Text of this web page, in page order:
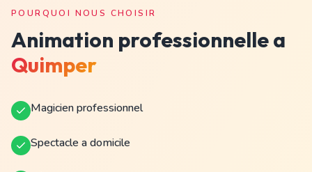
POURQUOI NOUS CHOISIR
Animation professionnelle a
Quimper
Magicien professionnel
Spectacle a domicile